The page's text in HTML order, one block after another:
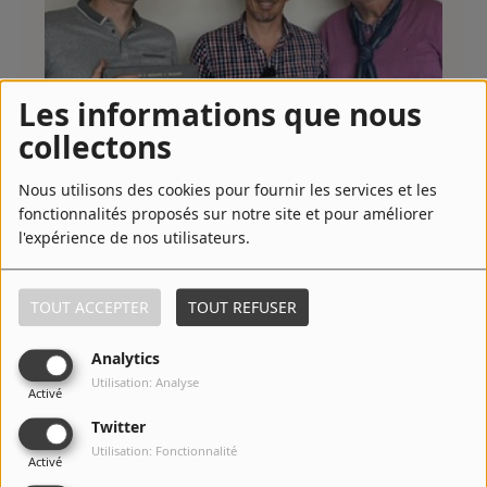
Les informations que nous
collectons
Nous utilisons des cookies pour fournir les services et les
fonctionnalités proposés sur notre site et pour améliorer
l'expérience de nos utilisateurs.
TOUT ACCEPTER TOUT REFUSER
Analytics
Activé
Utilisation: Analyse
Twitter
Activé
Utilisation: Fonctionnalité
Cauchon… au cœur du procès le plus controversé de l’Histoire